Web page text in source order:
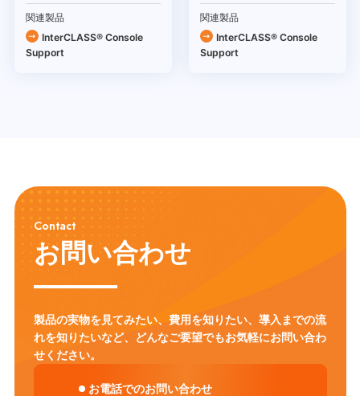
関連製品
InterCLASS®︎ Console
Support
関連製品
InterCLASS®︎ Console
Support
Contact
お問い合わせ
製品の実物を見てみたい、費用を知りたい、導入までの流
れを知りたいなど、
どんなご要望でもお気軽にお問い合わ
せください。
お電話でのお問い合わせ